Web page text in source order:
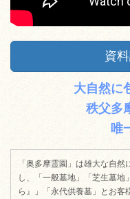
資
大自然に
秩父多
唯
「奥多摩霊園」は雄大な自
し、「一般墓地」「芝生墓地
ら』」「永代供養墓」とお客